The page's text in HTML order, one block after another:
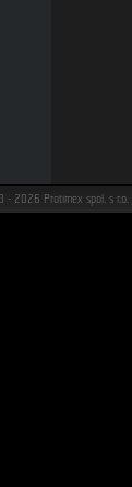
- 2026 Protimex spol. s